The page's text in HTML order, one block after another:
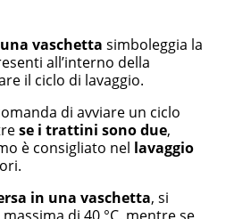
vaschetta simboleggia la
all’interno della
il ciclo di lavaggio.
di avviare un ciclo
se i trattini sono due,
è consigliato nel lavaggio
in una vaschetta, si